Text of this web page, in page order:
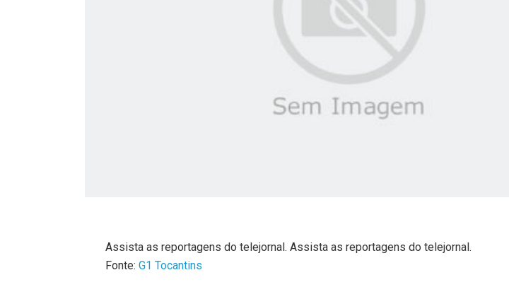
Assista as reportagens do telejornal. Assista as reportagens do telejornal.
Fonte:G1 Tocantins